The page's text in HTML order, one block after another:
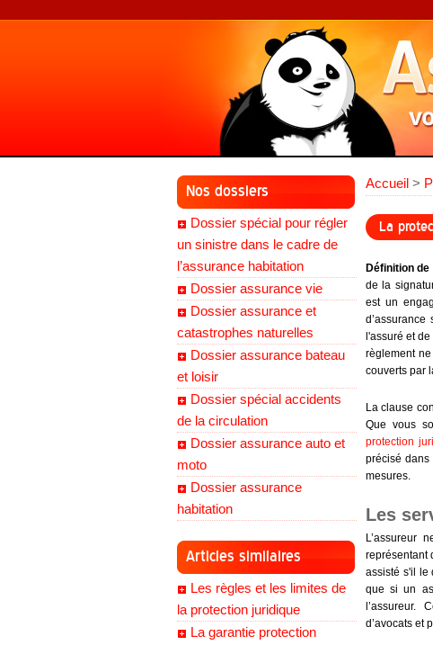
Nos dossiers
Dossier spécial pour régler
un sinistre dans le cadre de
l’assurance habitation
Dossier assurance vie
Dossier assurance et
catastrophes naturelles
Dossier assurance bateau
et loisir
Dossier spécial accidents
de la circulation
Dossier assurance auto et
moto
Dossier assurance
habitation
Articles similaires
Les règles et les limites de
la protection juridique
La garantie protection
Accueil >
La
Définition de
de la
est un
l'assuré et
règlement
couverts par
La clause
Que vous
protection
précisé dans
mesures.
Les
L’assureur
représentant
assisté s'il le
que si un
l’assureur.
d’avocats et